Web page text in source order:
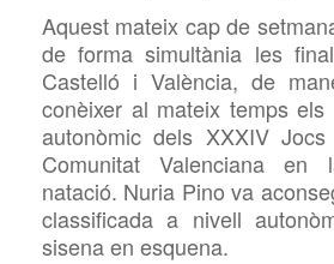
Aquest mateix cap de
de forma simultània les
Castelló i València, de
conèixer al mateix temps
autonòmic dels XXXIV
Comunitat Valenciana en
natació. Nuria Pino va
classificada a nivell
sisena en esquena.